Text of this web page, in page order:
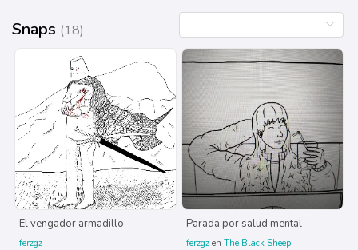
Snaps (18)
El vengador armadillo
ferzgz
Parada por salud mental
ferzgz en The Black Sheep